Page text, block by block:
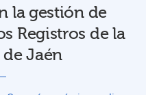
la gestión de
Registros de la
Jaén